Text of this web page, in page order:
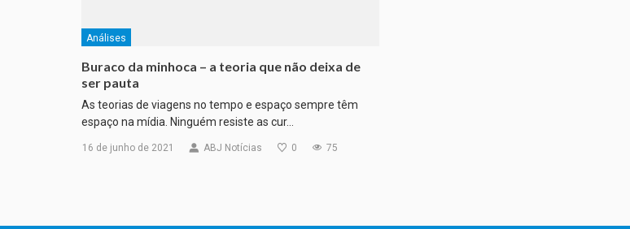
Análises
Buraco da minhoca – a teoria que não deixa de
ser pauta
As teorias de viagens no tempo e espaço sempre têm
espaço na mídia. Ninguém resiste as cur…
16 de junho de 2021 ABJ Notícias 0 75